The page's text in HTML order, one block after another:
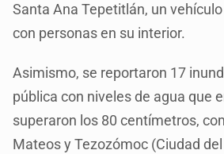
Santa Ana Tepetitlán, un
con personas en su interior.
Asimismo, se reportaron 17
pública con niveles de agua que
superaron los 80 centímetros,
Mateos y Tezozómoc (Ciudad